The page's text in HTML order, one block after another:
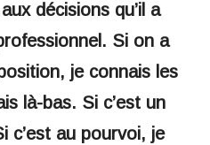
décisions qu’il a
Si on a
je connais les
là-bas. Si c’est un
c’est au pourvoi, je